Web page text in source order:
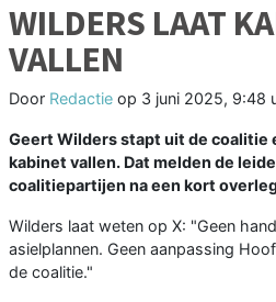
WILDERS LAAT
VALLEN
Door Redactie op 3 juni 2025, 9:48
Geert Wilders stapt uit de coalitie
kabinet vallen. Dat melden de
coalitiepartijen na een kort
Wilders laat weten op X: "Geen
asielplannen. Geen aanpassing
de coalitie."